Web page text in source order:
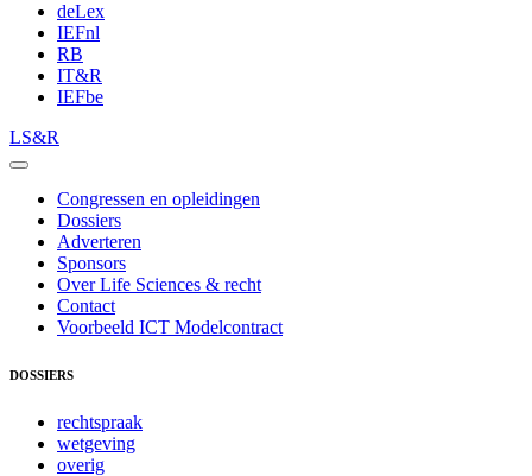
deLex
IEFnl
RB
IT&R
IEFbe
LS&R
Congressen en opleidingen
Dossiers
Adverteren
Sponsors
Over Life Sciences & recht
Contact
Voorbeeld ICT Modelcontract
DOSSIERS
rechtspraak
wetgeving
overig